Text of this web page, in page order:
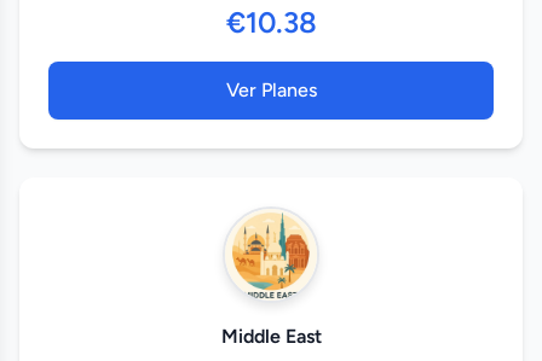
€10.38
Ver Planes
Middle East